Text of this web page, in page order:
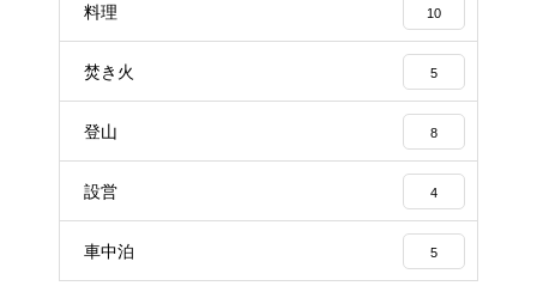
料理 10
焚き火 5
登山 8
設営 4
車中泊 5